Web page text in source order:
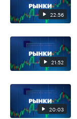
22:56
21:52
20:03